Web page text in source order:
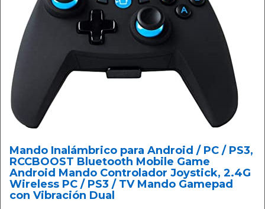
Mando Inalámbrico para Android / PC / PS3,
RCCBOOST Bluetooth Mobile Game
Android Mando Controlador Joystick, 2.4G
Wireless PC / PS3 / TV Mando Gamepad
con Vibración Dual